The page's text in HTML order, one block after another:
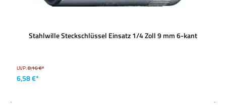
Stahlwille Steckschlüssel Einsatz 1/4 Zoll 9 mm 6-kant
UVP:8,16 €*
6,58 €*